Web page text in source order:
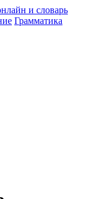
Грамматика